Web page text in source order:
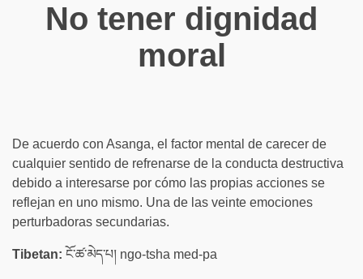
No tener dignidad
moral
De acuerdo con Asanga, el factor mental de carecer de
cualquier sentido de refrenarse de la conducta destructiva
debido a interesarse por cómo las propias acciones se
reflejan en uno mismo. Una de las veinte emociones
perturbadoras secundarias.
Tibetan: ངོ་ཚ་མེད་པ། ngo-tsha med-pa